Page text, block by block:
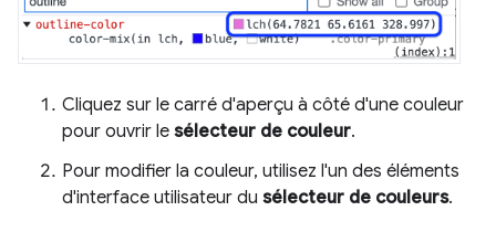
Cliquez sur le carré d'aperçu à côté d'une couleur
pour ouvrir le sélecteur de couleur.
Pour modifier la couleur, utilisez l'un des éléments
d'interface utilisateur du sélecteur de couleurs.